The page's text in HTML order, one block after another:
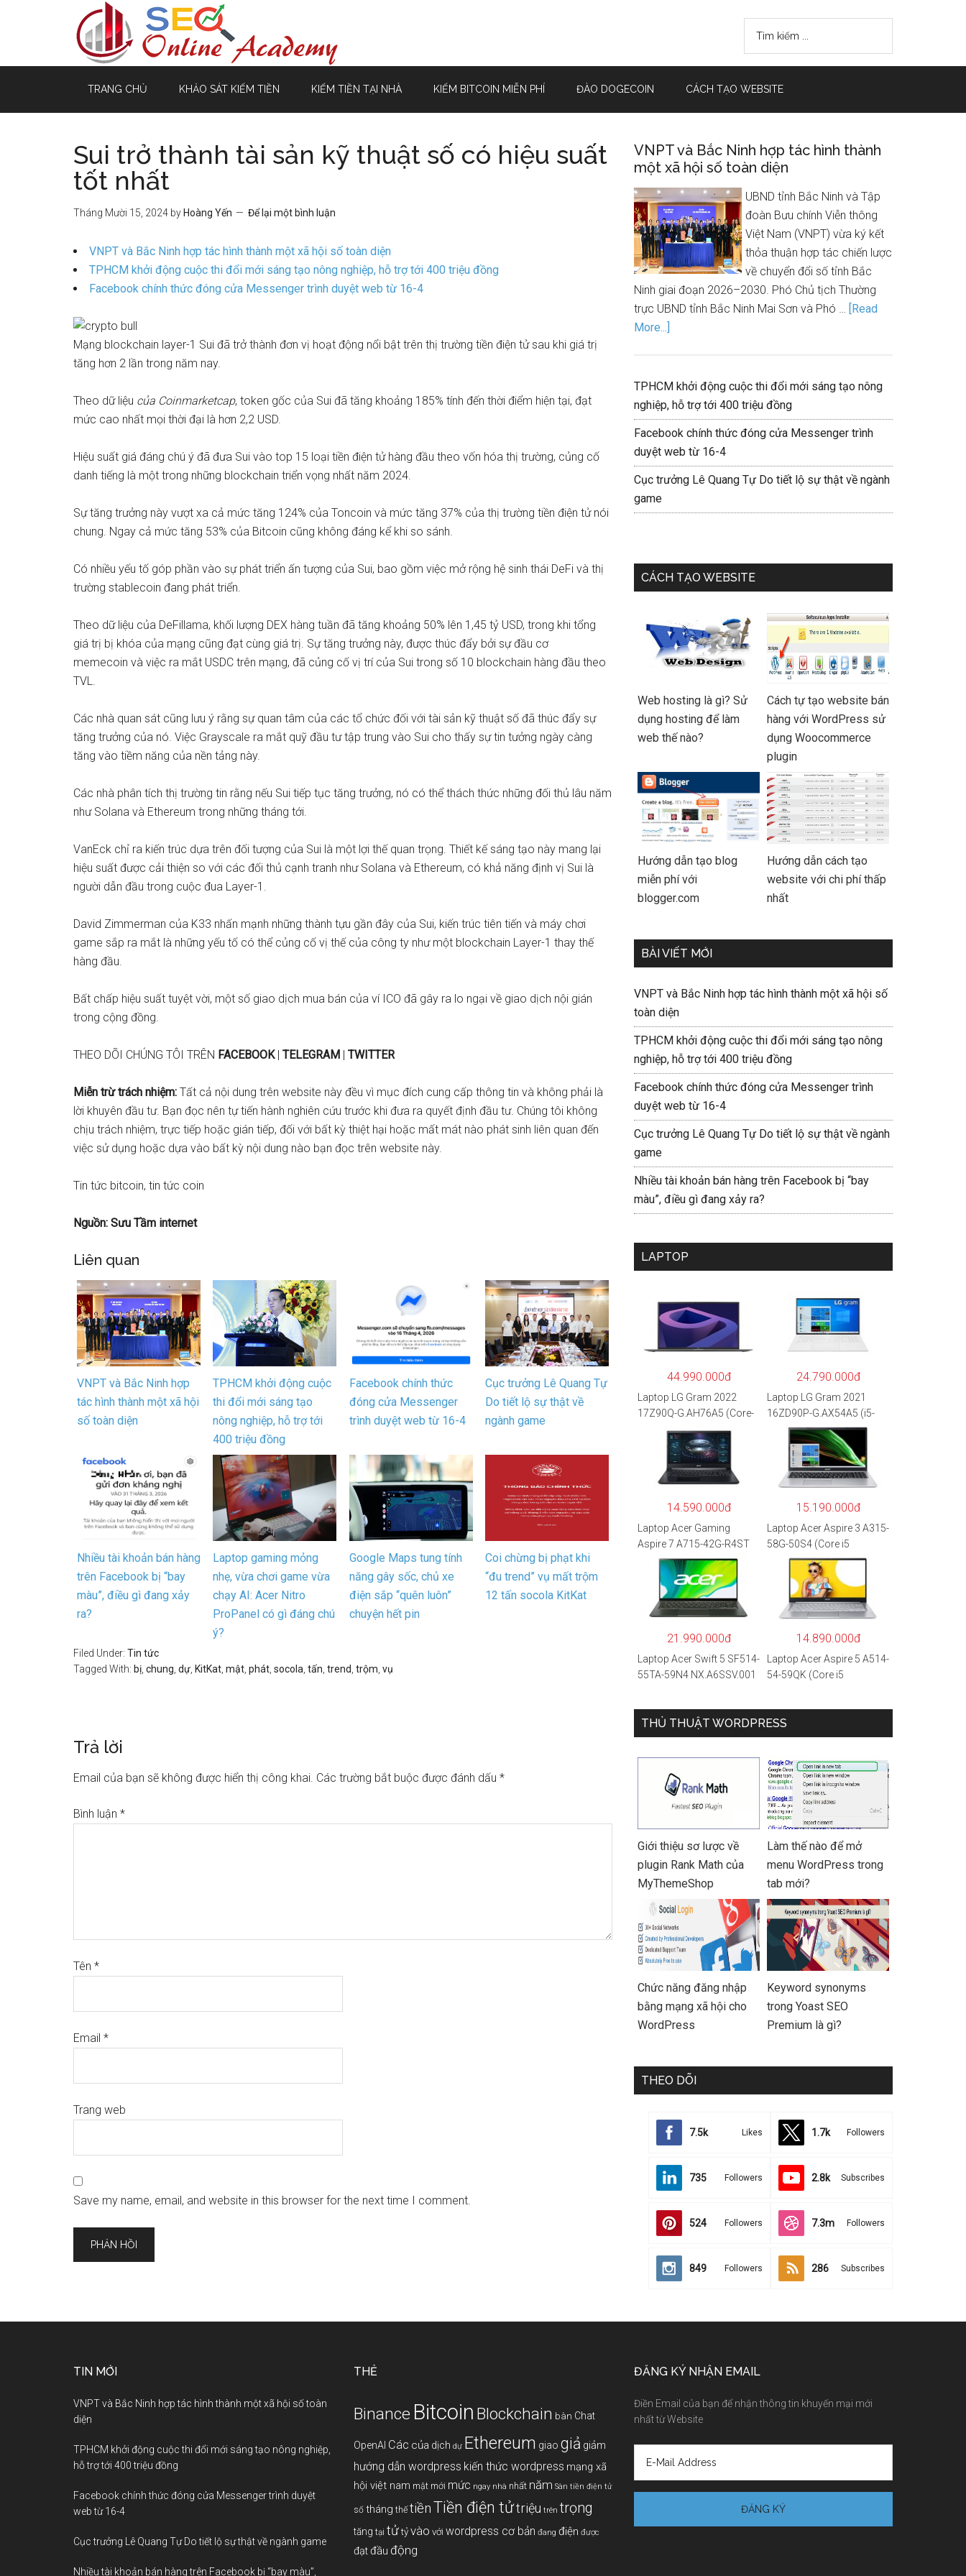
TRANG CHỦ KHẢO SÁT KIẾM TIỀN KIẾM TIỀN TẠI NHÀ KIẾM BITCOIN MIỄN PHÍ ĐÀO DOGECOIN CÁCH TẠO WEBSITE
Sui trở thành tài sản kỹ thuật số có hiệu suất
tốt nhất
Tháng Mười 15, 2024 by Hoàng Yến Để lại một bình luận
VNPT và Bắc Ninh hợp tác hình thành một xã hội số toàn diện
TPHCM khởi động cuộc thi đổi mới sáng tạo nông nghiệp, hỗ trợ tới 400 triệu đồng
Facebook chính thức đóng cửa Messenger trình duyệt web từ 16-4
Mạng blockchain layer-1 Sui đã trở thành đơn vị hoạt động nổi bật trên thị trường tiền điện tử sau khi giá trị
tăng hơn 2 lần trong năm nay.
Theo dữ liệu của Coinmarketcap, token gốc của Sui đã tăng khoảng 185% tính đến thời điểm hiện tại, đạt
mức cao nhất mọi thời đại là hơn 2,2 USD.
Hiệu suất giá đáng chú ý đã đưa Sui vào top 15 loại tiền điện tử hàng đầu theo vốn hóa thị trường, củng cố
danh tiếng là một trong những blockchain triển vọng nhất năm 2024.
Sự tăng trưởng này vượt xa cả mức tăng 124% của Toncoin và mức tăng 37% của thị trường tiền điện tử nói
chung. Ngay cả mức tăng 53% của Bitcoin cũng không đáng kể khi so sánh.
Có nhiều yếu tố góp phần vào sự phát triển ấn tượng của Sui, bao gồm việc mở rộng hệ sinh thái DeFi và thị
trường stablecoin đang phát triển.
Theo dữ liệu của DeFillama, khối lượng DEX hàng tuần đã tăng khoảng 50% lên 1,45 tỷ USD, trong khi tổng
giá trị bị khóa của mạng cũng đạt cùng giá trị. Sự tăng trưởng này, được thúc đẩy bởi sự đầu cơ
memecoin và việc ra mắt USDC trên mạng, đã củng cố vị trí của Sui trong số 10 blockchain hàng đầu theo
TVL.
Các nhà quan sát cũng lưu ý rằng sự quan tâm của các tổ chức đối với tài sản kỹ thuật số đã thúc đẩy sự
tăng trưởng của nó. Việc Grayscale ra mắt quỹ đầu tư tập trung vào Sui cho thấy sự tin tưởng ngày càng
tăng vào tiềm năng của nền tảng này.
Các nhà phân tích thị trường tin rằng nếu Sui tiếp tục tăng trưởng, nó có thể thách thức những đối thủ lâu năm
như Solana và Ethereum trong những tháng tới.
VanEck chỉ ra kiến ​​trúc dựa trên đối tượng của Sui là một lợi thế quan trọng. Thiết kế sáng tạo này mang lại
hiệu suất được cải thiện so với các đối thủ cạnh tranh như Solana và Ethereum, có khả năng định vị Sui là
người dẫn đầu trong cuộc đua Layer-1.
David Zimmerman của K33 nhấn mạnh những thành tựu gần đây của Sui, kiến ​​trúc tiên tiến và máy chơi
game sắp ra mắt là những yếu tố có thể củng cố vị thế của công ty như một blockchain Layer-1 thay thế
hàng đầu.
Bất chấp hiệu suất tuyệt vời, một số giao dịch mua bán của ví ICO đã gây ra lo ngại về giao dịch nội gián
trong cộng đồng.
THEO DÕI CHÚNG TÔI TRÊN FACEBOOK| TELEGRAM | TWITTER
Miễn trừ trách nhiệm: Tất cả nội dung trên website này đều vì mục đích cung cấp thông tin và không phải là
lời khuyên đầu tư. Bạn đọc nên tự tiến hành nghiên cứu trước khi đưa ra quyết định đầu tư. Chúng tôi không
chịu trách nhiệm, trực tiếp hoặc gián tiếp, đối với bất kỳ thiệt hại hoặc mất mát nào phát sinh liên quan đến
việc sử dụng hoặc dựa vào bất kỳ nội dung nào bạn đọc trên website này.
Tin tức bitcoin, tin tức coin
Nguồn: Sưu Tầm internet
Liên quan
VNPT và Bắc Ninh hợp
tác hình thành một xã hội
số toàn diện
TPHCM khởi động cuộc
thi đổi mới sáng tạo
nông nghiệp, hỗ trợ tới
400 triệu đồng
Facebook chính thức
đóng cửa Messenger
trình duyệt web từ 16-4
Cục trưởng Lê Quang Tự
Do tiết lộ sự thật về
ngành game
Nhiều tài khoản bán hàng
trên Facebook bị “bay
màu”, điều gì đang xảy
ra?
Laptop gaming mỏng
nhẹ, vừa chơi game vừa
chạy AI: Acer Nitro
ProPanel có gì đáng chú
ý?
Google Maps tung tính
năng gây sốc, chủ xe
điện sắp “quên luôn”
chuyện hết pin
Coi chừng bị phạt khi
“đu trend” vụ mất trộm
12 tấn socola KitKat
Filed Under: Tin tức
Tagged With: bị chung dự KitKat mật phát socola tấn trend trộm vụ
Trả lời
Email của bạn sẽ không được hiển thị công khai. Các trường bắt buộc được đánh dấu *
Bình luận *
Tên *
Email *
Trang web
Save my name, email, and website in this browser for the next time I comment.
VNPT và Bắc Ninh hợp tác hình thành
một xã hội số toàn diện
UBND tỉnh Bắc Ninh và Tập
đoàn Bưu chính Viễn thông
Việt Nam (VNPT) vừa ký kết
thỏa thuận hợp tác chiến lược
về chuyển đổi số tỉnh Bắc
Ninh giai đoạn 2026–2030. Phó Chủ tịch Thường
trực UBND tỉnh Bắc Ninh Mai Sơn và Phó … [Read
More...]
TPHCM khởi động cuộc thi đổi mới sáng tạo nông
nghiệp, hỗ trợ tới 400 triệu đồng
Facebook chính thức đóng cửa Messenger trình
duyệt web từ 16-4
Cục trưởng Lê Quang Tự Do tiết lộ sự thật về ngành
game
CÁCH TẠO WEBSITE
Web hosting là gì? Sử
dụng hosting để làm
web thế nào?
Cách tự tạo website bán
hàng với WordPress sử
dụng Woocommerce
plugin
Hướng dẫn tạo blog
miễn phí với
blogger.com
Hướng dẫn cách tạo
website với chi phí thấp
nhất
BÀI VIẾT MỚI
VNPT và Bắc Ninh hợp tác hình thành một xã hội số
toàn diện
TPHCM khởi động cuộc thi đổi mới sáng tạo nông
nghiệp, hỗ trợ tới 400 triệu đồng
Facebook chính thức đóng cửa Messenger trình
duyệt web từ 16-4
Cục trưởng Lê Quang Tự Do tiết lộ sự thật về ngành
game
Nhiều tài khoản bán hàng trên Facebook bị “bay
màu”, điều gì đang xảy ra?
LAPTOP
44.990.000đ
Laptop LG Gram 2022
17Z90Q-G.AH76A5 (Core-
1260P/16GB/512GB/17″
WQXGA/Win 11/Xám)
24.790.000đ
Laptop LG Gram 2021
16ZD90P-G.AX54A5 (i5-
1135G7/8GB RAM/512GB
SSD/16″WQXGA/Dos/Trắ
14.590.000đ
Laptop Acer Gaming
Aspire 7 A715-42G-R4ST
NH.QAYSV.004 (R5
5500U/8GB RAM/256GB
SSD/15.6″FHD
IPS/GTX1650 4GB/Win10)
15.190.000đ
Laptop Acer Aspire 3 A315-
58G-50S4 (Core i5
1135G7/8GB
RAM/512GB/15.6″FHD/M
X350 2GB/Win 10/Bạc)
21.990.000đ
Laptop Acer Swift 5 SF514-
55TA-59N4 NX.A6SSV.001
SSD/14″FHD_Touch/Win1
0/Xanh) – Hàng chính
14.890.000đ
Laptop Acer Aspire 5 A514-
54-59QK (Core i5
11/Vàng)
THỦ THUẬT WORDPRESS
Giới thiệu sơ lược về
plugin Rank Math của
MyThemeShop
Làm thế nào để mở
menu WordPress trong
tab mới?
Chức năng đăng nhập
bằng mạng xã hội cho
WordPress
Keyword synonyms
trong Yoast SEO
Premium là gì?
THEO DÕI
7.5k Likes 1.7k Followers
735 Followers 2.8k Subscribes
524 Followers 7.3m Followers
849 Followers 286 Subscribes
TIN MỚI
VNPT và Bắc Ninh hợp tác hình thành một xã hội số toàn
diện
TPHCM khởi động cuộc thi đổi mới sáng tạo nông nghiệp,
hỗ trợ tới 400 triệu đồng
Facebook chính thức đóng cửa Messenger trình duyệt
web từ 16-4
Cục trưởng Lê Quang Tự Do tiết lộ sự thật về ngành game
Nhiều tài khoản bán hàng trên Facebook bị “bay màu”,
THẺ
Binance Bitcoin Blockchain bàn Chat
OpenAI Các của dịch dự Ethereum giao giả giảm
hướng dẫn wordpress kiến thức wordpress mạng xã
hội việt nam mật mới mức ngay nhà nhất năm Sàn tiền điện tử
số tháng thế tiềnTiền điện tửtriệu trên trọng
tăng tại tửtỷvào với wordpress cơ bản đang điện được
đạtđầu động
ĐĂNG KÝ NHẬN EMAIL
Điền Email của bạn để nhận thông tin khuyến mại mới
nhất từ Website